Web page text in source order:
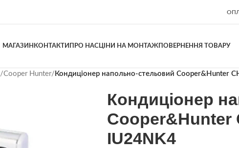
МАГАЗИН КОНТАКТИ ПРО НАСЦІНИ НА МОНТАЖПОВЕРНЕННЯ ТОВАРУ
/Cooper Hunter/ Кондиціонер напольно-стельовий Cooper&Hunter
Кондиціонер
Cooper&Hunter
IU24NK4